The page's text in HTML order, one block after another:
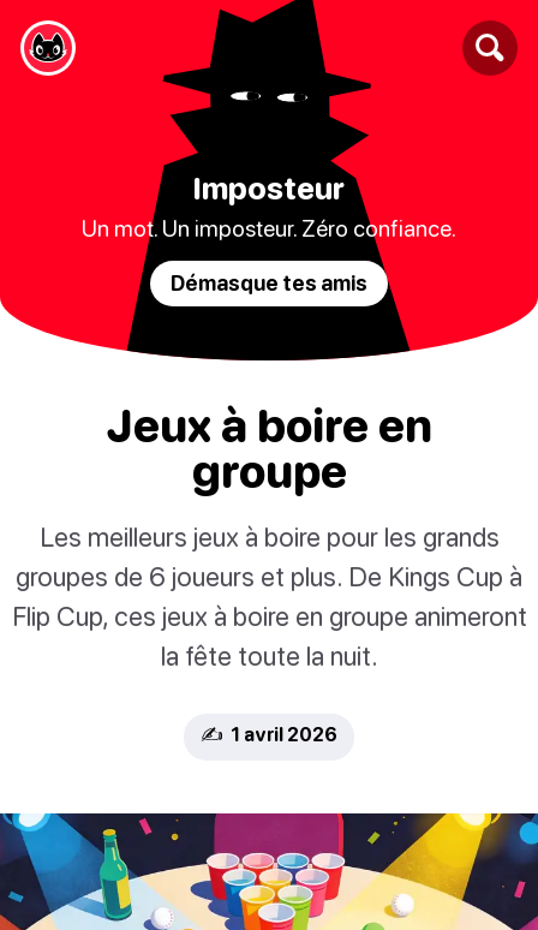
Imposteur
Un mot. Un imposteur. Zéro confiance.
Démasque tes amis
Jeux à boire en
groupe
Les meilleurs jeux à boire pour les grands
groupes de 6 joueurs et plus. De Kings Cup à
Flip Cup, ces jeux à boire en groupe animeront
la fête toute la nuit.
✍️ 1 avril 2026